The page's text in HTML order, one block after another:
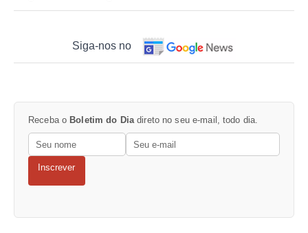
Siga-nos no
Receba o Boletim do Dia direto no seu e-mail, todo dia.
Inscrever